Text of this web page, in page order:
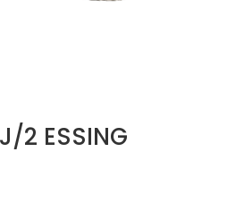
2 ESSING